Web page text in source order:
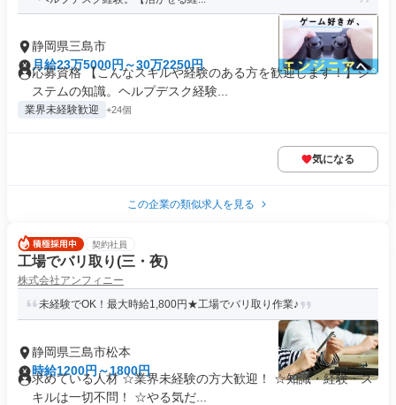
静岡県三島市
月給23万5000円～30万2250円
応募資格 【こんなスキルや経験のある方を歓迎します！】シ
ステムの知識。ヘルプデスク経験...
業界未経験歓迎 +24個
気になる
この企業の類似求人を見る
契約社員
工場でバリ取り(三・夜)
株式会社アンフィニー
未経験でOK！最大時給1,800円★工場でバリ取り作業♪
静岡県三島市松本
時給1200円～1800円
求めている人材 ☆業界未経験の方大歓迎！ ☆知識・経験・ス
キルは一切不問！ ☆やる気だ...